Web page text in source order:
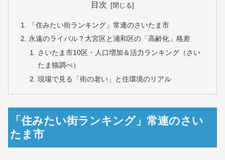
目次
「住みたい街ランキング」常連のさいたま市
永遠のライバル？大宮区と浦和区の「高齢化」格差
さいたま市10区・人口増加＆活力ランキング（さい
たま猫調べ）
現場で見る「街の老い」と住環境のリアル
「住みたい街ランキング」常連のさい
たま市